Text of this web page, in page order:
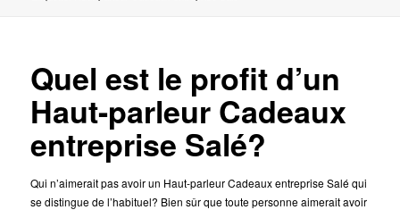
Quel est le profit d’un
Haut-parleur Cadeaux
entreprise Salé?
Qui n’aimerait pas avoir un Haut-parleur Cadeaux entreprise Salé qui
se distingue de l’habituel? Bien sûr que toute personne aimerait avoir